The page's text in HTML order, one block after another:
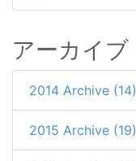
アーカイブ
2014 Archive (14)
2015 Archive (19)